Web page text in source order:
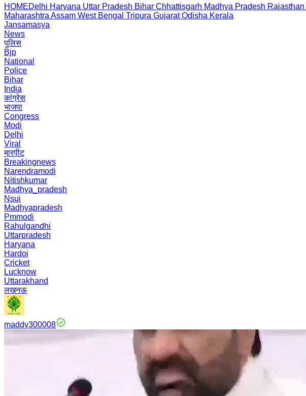
HOMEDelhi Haryana Uttar Pradesh Bihar Chhattisgarh Madhya Pradesh Rajasthan
Maharashtra Assam West Bengal Tripura Gujarat Odisha Kerala
Jansamasya
News
पुलिस
Bjp
National
Police
Bihar
India
कांग्रेस
भाजपा
Congress
Modi
Delhi
Viral
मारपीट
Breakingnews
Narendramodi
Nitishkumar
Madhya_pradesh
Nsui
Madhyapradesh
Pmmodi
Rahulgandhi
Uttarpradesh
Haryana
Hardoi
Cricket
Lucknow
Uttarakhand
लखनऊ
maddy300008